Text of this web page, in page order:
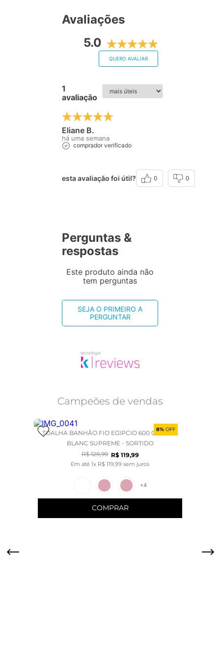
Avaliações
5.0
QUERO AVALIAR
1
avaliação
Eliane B.
há uma semana
comprador verificado
esta avaliação foi útil? 0 0
Perguntas &
respostas
Este produto ainda não
tem perguntas
SEJA O PRIMEIRO A
PERGUNTAR
Campeões de vendas
8% OFF
TOALHA BANHÃO FIO EGIPCIO 600 GRAMAS
BLANC SUPREME - SORTIDO
R$ 129,99 R$ 119,99
Em até 1x R$ 119 99 sem juros
+4
COMPRAR